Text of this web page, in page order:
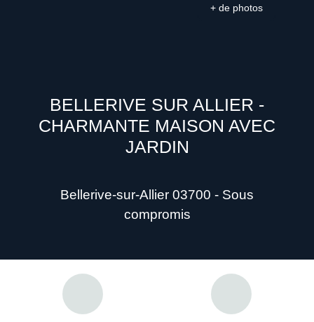
+ de photos
BELLERIVE SUR ALLIER -
CHARMANTE MAISON AVEC
JARDIN
Bellerive-sur-Allier 03700 - Sous
compromis